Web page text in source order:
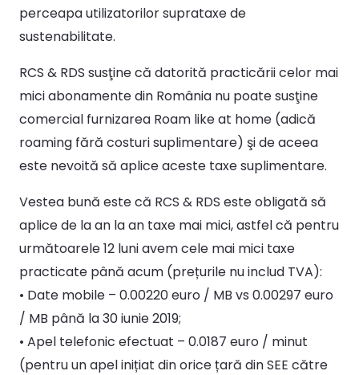
perceapa utilizatorilor suprataxe de
sustenabilitate.
RCS & RDS susţine că datorită practicării celor mai
mici abonamente din România nu poate susţine
comercial furnizarea Roam like at home (adică
roaming fără costuri suplimentare) şi de aceea
este nevoită să aplice aceste taxe suplimentare.
Vestea bună este că RCS & RDS este obligată să
aplice de la an la an taxe mai mici, astfel că pentru
următoarele 12 luni avem cele mai mici taxe
practicate până acum (prețurile nu includ TVA):
• Date mobile – 0.00220 euro / MB vs 0.00297 euro
/ MB până la 30 iunie 2019;
• Apel telefonic efectuat – 0.0187 euro / minut
(pentru un apel inițiat din orice țară din SEE către